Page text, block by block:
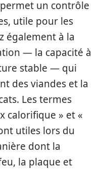
un contrôle
utile pour les
également à la
— la capacité à
stable — qui
des viandes et la
Les termes
calorifique » et «
utiles lors du
dont la
la plaque et